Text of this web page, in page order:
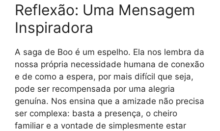
Reflexão: Uma Mensagem
Inspiradora
A saga de Boo é um espelho. Ela nos lembra da
nossa própria necessidade humana de conexão
e de como a espera, por mais difícil que seja,
pode ser recompensada por uma alegria
genuína. Nos ensina que a amizade não precisa
ser complexa: basta a presença, o cheiro
familiar e a vontade de simplesmente estar